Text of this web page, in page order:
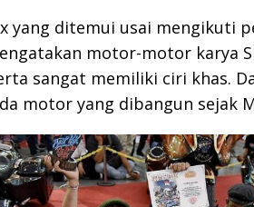
yang ditemui usai mengikuti
motor-motor karya
sangat memiliki ciri khas.
motor yang dibangun sejak